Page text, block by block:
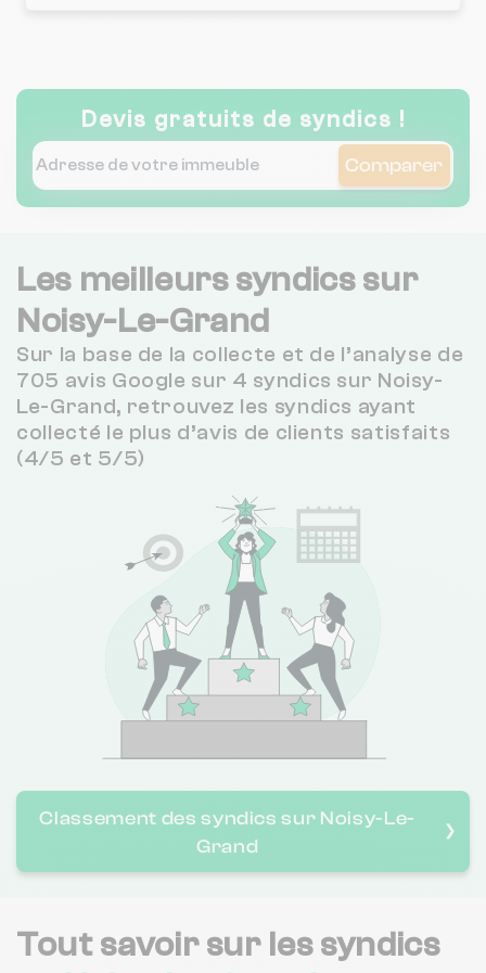
Devis gratuits de syndics !
Comparer
Les meilleurs syndics sur
Noisy-Le-Grand
Sur la base de la collecte et de l’analyse de
705 avis Google sur 4 syndics sur Noisy-
Le-Grand, retrouvez les syndics ayant
collecté le plus d’avis de clients satisfaits
(4/5 et 5/5)
Classement des syndics sur Noisy-Le-
Grand
❯
Tout savoir sur les syndics